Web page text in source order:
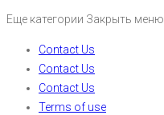
Еще категории Закрыть меню
Contact Us
Contact Us
Contact Us
Terms of use